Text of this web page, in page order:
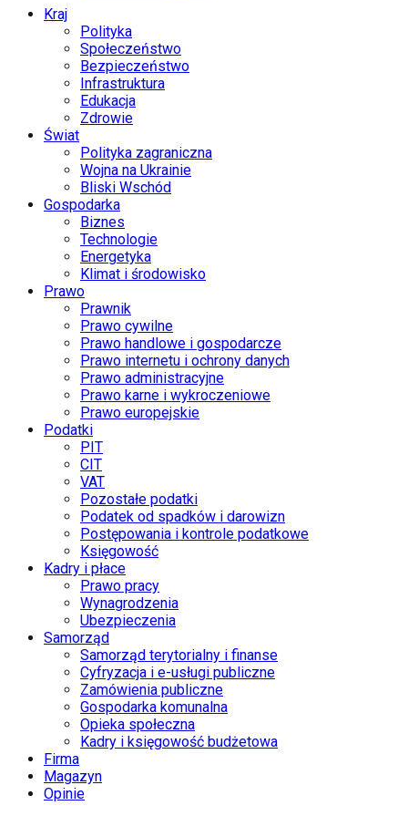
Kraj
Polityka
Społeczeństwo
Bezpieczeństwo
Infrastruktura
Edukacja
Zdrowie
Świat
Polityka zagraniczna
Wojna na Ukrainie
Bliski Wschód
Gospodarka
Biznes
Technologie
Energetyka
Klimat i środowisko
Prawo
Prawnik
Prawo cywilne
Prawo handlowe i gospodarcze
Prawo internetu i ochrony danych
Prawo administracyjne
Prawo karne i wykroczeniowe
Prawo europejskie
Podatki
PIT
CIT
VAT
Pozostałe podatki
Podatek od spadków i darowizn
Postępowania i kontrole podatkowe
Księgowość
Kadry i płace
Prawo pracy
Wynagrodzenia
Ubezpieczenia
Samorząd
Samorząd terytorialny i finanse
Cyfryzacja i e-usługi publiczne
Zamówienia publiczne
Gospodarka komunalna
Opieka społeczna
Kadry i księgowość budżetowa
Firma
Magazyn
Opinie